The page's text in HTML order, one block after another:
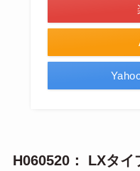
H060520： LXタイ